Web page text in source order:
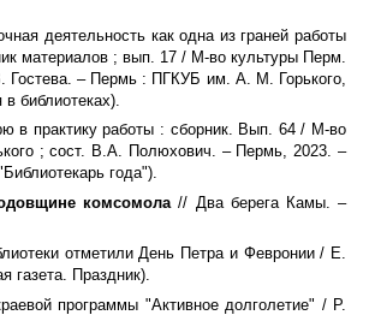
деятельность как одна из граней работы
материалов ; вып. 17 / М-во культуры Перм.
Гостева. – Пермь : ПГКУБ им. А. М. Горького,
библиотеках).
в практику работы : сборник. Вып. 64 / М-во
; сост. В.А. Полюхович. – Пермь, 2023. –
года").
комсомола // Два берега Камы. –
отметили День Петра и Февронии / Е.
газета. Праздник).
программы "Активное долголетие" / Р.